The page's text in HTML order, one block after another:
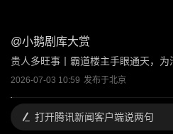
@小鹅剧库大赏
贵人多旺事丨霸道楼主手眼通天，为
2026-07-03 10:59 发布于北京
打开腾讯新闻客户端说两句